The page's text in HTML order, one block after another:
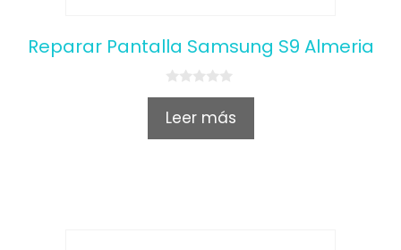
Reparar Pantalla Samsung S9 Almeria
0
u
Leer más